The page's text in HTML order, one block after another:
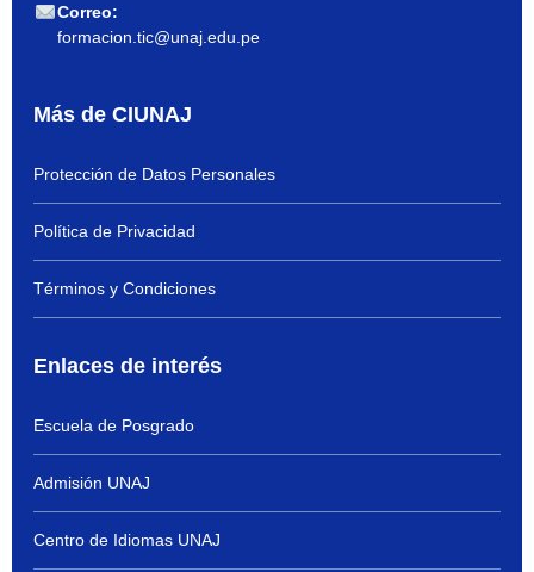
Correo:
formacion.tic@unaj.edu.pe
Más de CIUNAJ
Protección de Datos Personales
Política de Privacidad
Términos y Condiciones
Enlaces de interés
Escuela de Posgrado
Admisión UNAJ
Centro de Idiomas UNAJ